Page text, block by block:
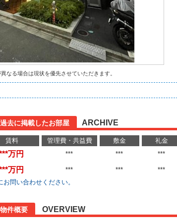
なる場合は現状を優先させていただきます。
去に掲載したお部屋 ARCHIVE
賃料 管理費・共益費 敷金 礼金
万円 *** *** ***
万円 *** *** ***
問い合わせください。
件概要 OVERVIEW